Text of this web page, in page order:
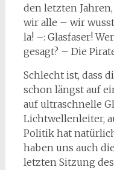
den letzten
wir alle – wir
la! –: Glasfaser!
gesagt? – Die
Schlecht ist, dass
schon längst auf
auf ultraschnelle
Lichtwellenleiter,
Politik hat
haben uns auch
letzten Sitzung